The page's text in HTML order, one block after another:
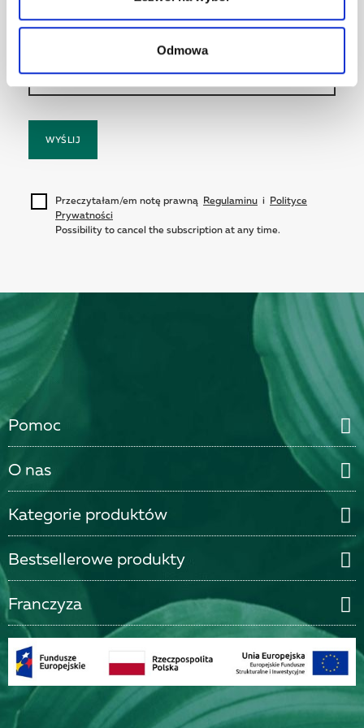
Odmowa
Dołącz do ruchu Naturhouse i zainspiruj się
naszymi treściami, ofertami specjalnymi i nie tylko!
WYŚLIJ
Przeczytałam/em notę prawną Regulaminu i Polityce
Prywatności
Possibility to cancel the subscription at any time.
Pomoc
O nas
Kategorie produktów
Bestsellerowe produkty
Franczyza